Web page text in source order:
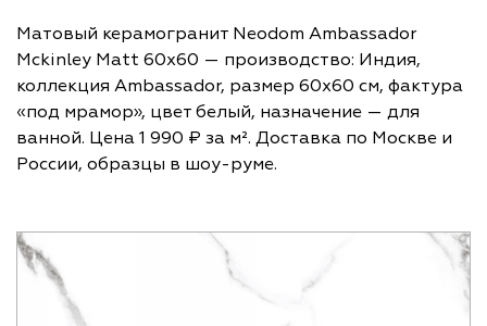
Матовый керамогранит Neodom Ambassador
Mckinley Matt 60x60 — производство: Индия,
коллекция Ambassador, размер 60х60 см, фактура
«под мрамор», цвет белый, назначение — для
ванной. Цена 1 990 ₽ за м². Доставка по Москве и
России, образцы в шоу-руме.